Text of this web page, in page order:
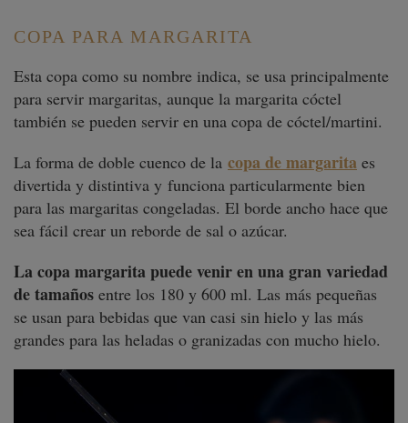
COPA PARA MARGARITA
Esta copa como su nombre indica, se usa principalmente
para servir margaritas, aunque la margarita cóctel
también se pueden servir en una copa de cóctel/martini.
La forma de doble cuenco de la copa de margarita es
divertida y distintiva y funciona particularmente bien
para las margaritas congeladas. El borde ancho hace que
sea fácil crear un reborde de sal o azúcar.
La copa margarita puede venir en una gran variedad
de tamaños entre los 180 y 600 ml. Las más pequeñas
se usan para bebidas que van casi sin hielo y las más
grandes para las heladas o granizadas con mucho hielo.